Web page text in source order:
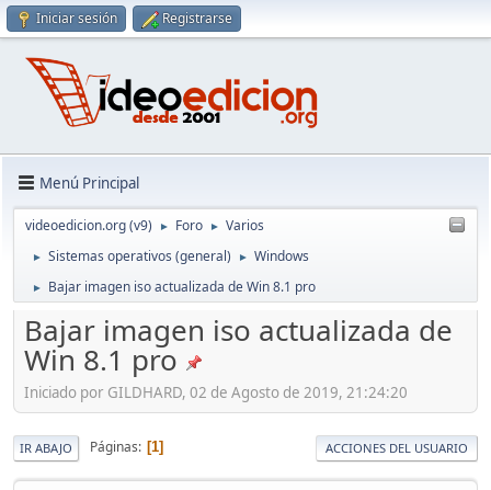
Iniciar sesión Registrarse
Menú Principal
videoedicion.org (v9) ► Foro ► Varios
► Sistemas operativos (general) ► Windows
► Bajar imagen iso actualizada de Win 8.1 pro
Bajar imagen iso actualizada de
Win 8.1 pro
Iniciado por GILDHARD, 02 de Agosto de 2019, 21:24:20
IR ABAJO Páginas 1 ACCIONES DEL USUARIO